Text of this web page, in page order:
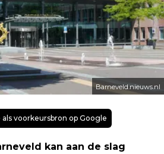
Barneveld.nieuws.nl
voorkeursbron op Google
kan aan de slag